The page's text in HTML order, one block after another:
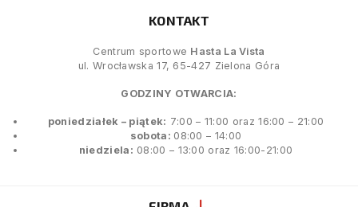
KONTAKT
Centrum sportowe Hasta La Vista
ul. Wrocławska 17, 65-427 Zielona Góra
GODZINY OTWARCIA:
poniedziałek – piątek: 7:00 – 11:00 oraz 16:00 – 21:00
sobota: 08:00 – 14:00
niedziela: 08:00 – 13:00 oraz 16:00-21:00